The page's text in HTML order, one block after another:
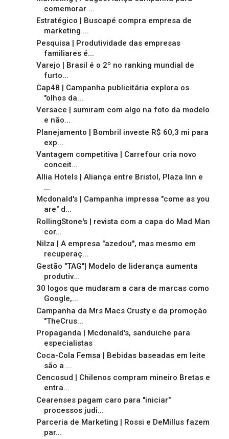
comemorar ...
Estratégico | Buscapé compra empresa de
marketing ...
Pesquisa | Produtividade das empresas
familiares é...
Varejo | Brasil é o 2º no ranking mundial de
furto...
Cap48 | Campanha publicitária explora os
"olhos da...
Versace | sumiram com algo na foto da modelo
e não...
Planejamento | Bombril investe R$ 60,3 mi para
exp...
Vantagem competitiva | Carrefour cria novo
conceit...
Allia Hotels | Aliança entre Bristol, Plaza Inn e
...
Mcdonald's | Campanha impressa "come as you
are" d...
RollingStone's | revista com a capa do Mad Man
cor...
Nilza | A empresa "azedou", mas mesmo em
recuperaç...
Gestão "TAG"| Modelo de liderança aumenta
produtiv...
30 logos que mudaram a cara de marcas como
Google,...
Campanha da Mrs Macs Crusty e da promoção
"TheCrus...
Propaganda | Mcdonald's, sanduiche para
especialistas
Coca-Cola Femsa | Bebidas baseadas em leite
são a ...
Cencosud | Chilenos compram mineiro Bretas e
entra...
Cearenses pagam caro para "iniciar"
processos judi...
Parceria de Marketing | Rossi e DeMillus fazem
par...